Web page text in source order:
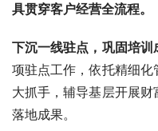
具贯穿客户经营全流程。
下沉一线驻点，巩固培训
项驻点工作，依托精细
大抓手，辅导基层开展
落地成果。